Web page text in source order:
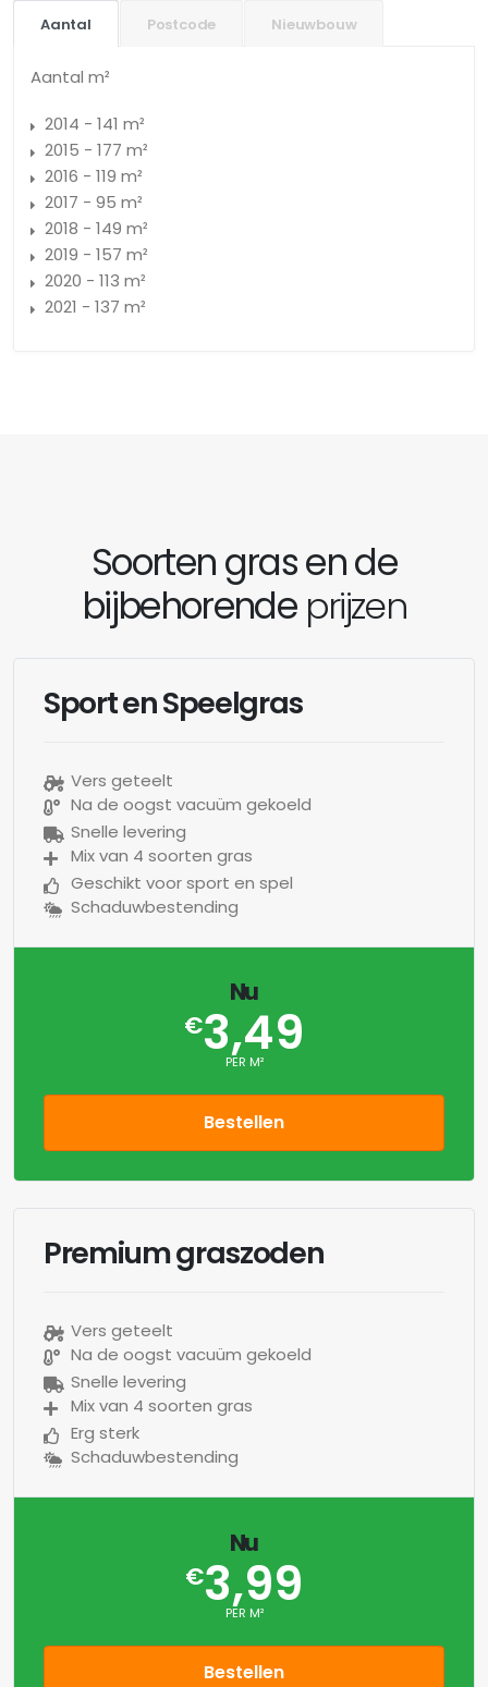
Aantal Postcode Nieuwbouw
Aantal m²
2014 - 141 m²
2015 - 177 m²
2016 - 119 m²
2017 - 95 m²
2018 - 149 m²
2019 - 157 m²
2020 - 113 m²
2021 - 137 m²
Soorten gras en de
bijbehorendeprijzen
Sport en Speelgras
Vers geteelt
Na de oogst vacuüm gekoeld
Snelle levering
Mix van 4 soorten gras
Geschikt voor sport en spel
Schaduwbestending
Nu
€3,49
PER M²
Bestellen
Premium graszoden
Vers geteelt
Na de oogst vacuüm gekoeld
Snelle levering
Mix van 4 soorten gras
Erg sterk
Schaduwbestending
Nu
€3,99
PER M²
Bestellen